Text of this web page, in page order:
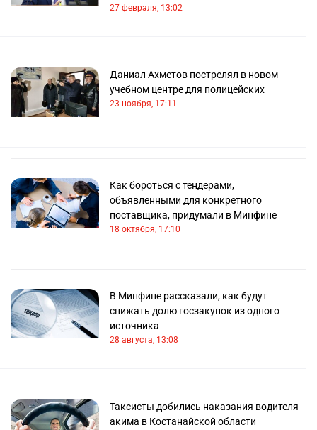
27 февраля, 13:02
Даниал Ахметов пострелял в новом
учебном центре для полицейских
23 ноября, 17:11
Как бороться с тендерами,
объявленными для конкретного
поставщика, придумали в Минфине
18 октября, 17:10
В Минфине рассказали, как будут
снижать долю госзакупок из одного
источника
28 августа, 13:08
Таксисты добились наказания водителя
акима в Костанайской области